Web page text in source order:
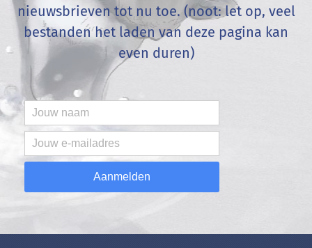
nieuwsbrieven tot nu toe. (noot: let op, veel
bestanden het laden van deze pagina kan
even duren)
Aanmelden